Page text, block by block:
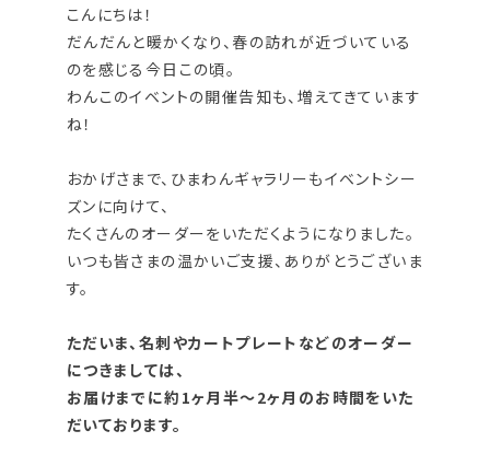
こんにちは！
だんだんと暖かくなり、春の訪れが近づいている
のを感じる今日この頃。
わんこのイベントの開催告知も、増えてきています
ね！
おかげさまで、ひまわんギャラリーもイベントシー
ズンに向けて、
たくさんのオーダーをいただくようになりました。
いつも皆さまの温かいご支援、ありがとうございま
す。
ただいま、名刺やカートプレートなどのオーダー
につきましては、
お届けまでに約1ヶ月半～2ヶ月のお時間をいた
だいております。